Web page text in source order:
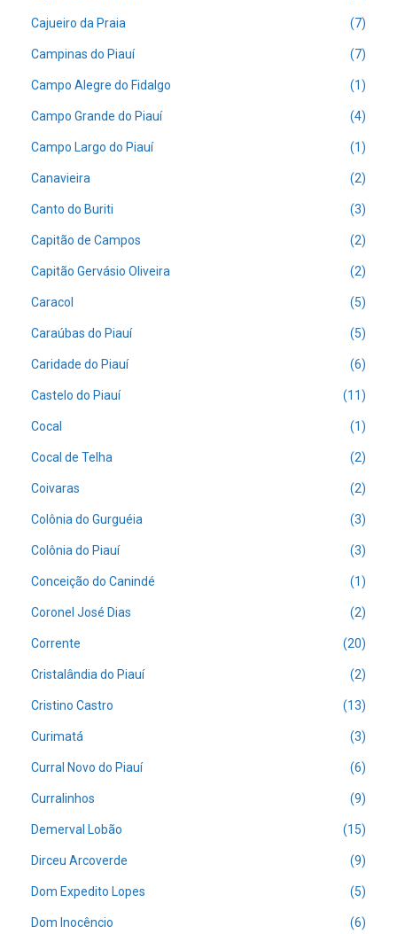
Cajueiro da Praia (7)
Campinas do Piauí (7)
Campo Alegre do Fidalgo (1)
Campo Grande do Piauí (4)
Campo Largo do Piauí (1)
Canavieira (2)
Canto do Buriti (3)
Capitão de Campos (2)
Capitão Gervásio Oliveira (2)
Caracol (5)
Caraúbas do Piauí (5)
Caridade do Piauí (6)
Castelo do Piauí (11)
Cocal (1)
Cocal de Telha (2)
Coivaras (2)
Colônia do Gurguéia (3)
Colônia do Piauí (3)
Conceição do Canindé (1)
Coronel José Dias (2)
Corrente (20)
Cristalândia do Piauí (2)
Cristino Castro (13)
Curimatá (3)
Curral Novo do Piauí (6)
Curralinhos (9)
Demerval Lobão (15)
Dirceu Arcoverde (9)
Dom Expedito Lopes (5)
Dom Inocêncio (6)